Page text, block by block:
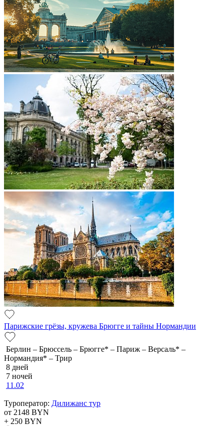
Парижские грёзы, кружева Брюгге и тайны Нормандии
Берлин – Брюссель – Брюгге* – Париж – Версаль* –
Нормандия* – Трир
8 дней
7 ночей
11.02
Туроператор: Дилижанс тур
от 2148 BYN
+ 250 BYN